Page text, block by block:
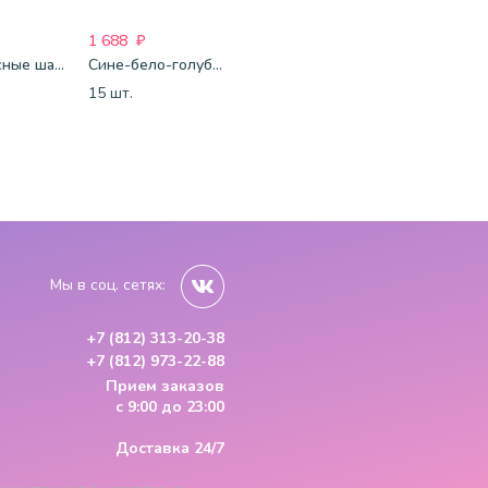
Бело-красные шары-пастель
1 688 ₽
Сине-бело-голубые шары-пастель
15 шт.
Мы в соц. сетях:
+7 (812) 313-20-38
+7 (812) 973-22-88
Прием заказов
с 9:00 до 23:00
Доставка 24/7